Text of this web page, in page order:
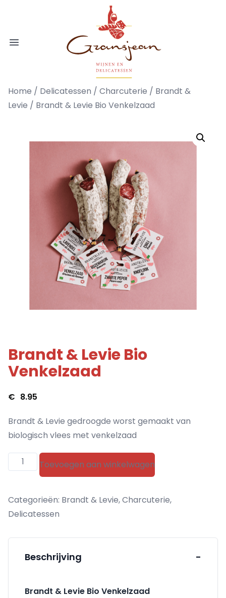
Open menu
Gransjean - Wijn - Broodjes -
Home / Delicatessen / Charcuterie / Brandt &
Levie / Brandt & Levie Bio Venkelzaad
Brandt & Levie Bio
Venkelzaad
€ 8.95
Brandt & Levie gedroogde worst gemaakt van
biologisch vlees met venkelzaad
Brandt
&
Bio
Venkelzaad
Toevoegen aan winkelwagen
Categorieën: Brandt & Levie,Charcuterie,
Delicatessen
Beschrijving -
Brandt & Levie Bio Venkelzaad